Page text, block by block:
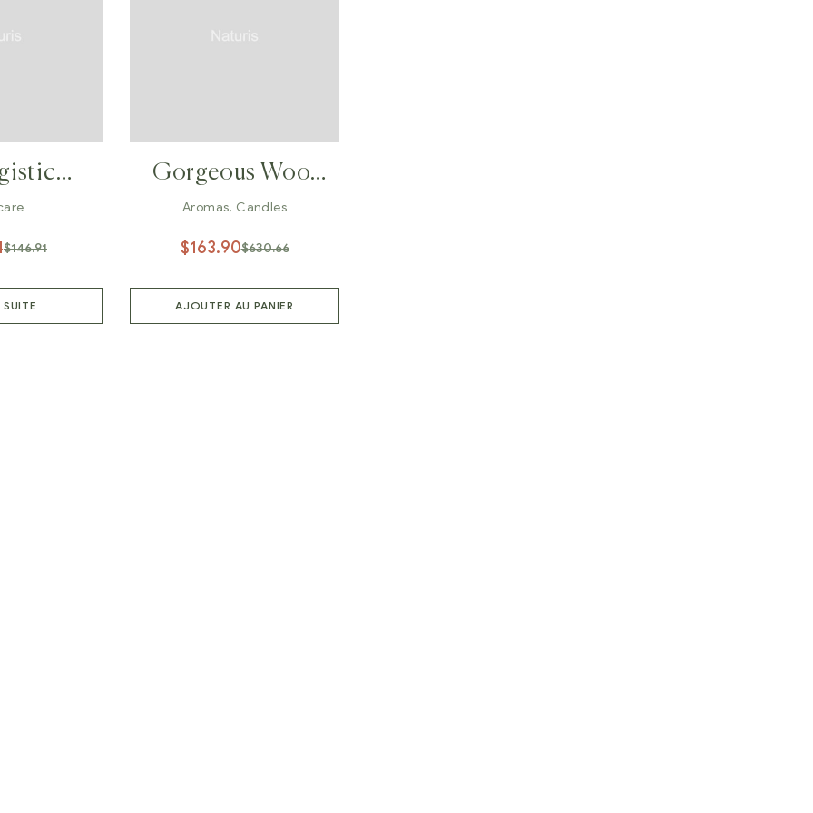
$146.91
SUITE
Gorgeous Wool
Coat
Aromas, Candles
$630.66
$163.90
AJOUTER AU PANIER